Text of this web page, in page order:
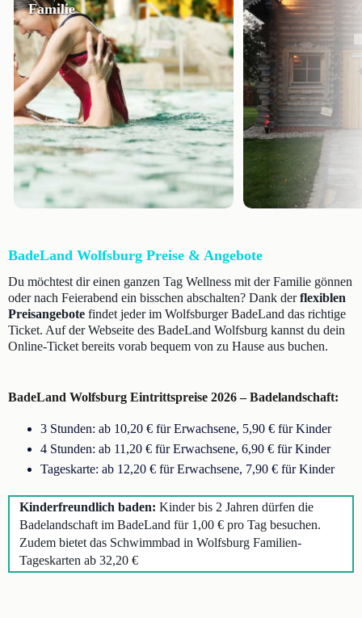
Familie
BadeLand Wolfsburg Preise & Angebote
Du möchtest dir einen ganzen Tag Wellness mit der Familie gönnen
oder nach Feierabend ein bisschen abschalten? Dank derflexiblen
Preisangebote findet jeder im Wolfsburger BadeLand das richtige
Ticket. Auf der Webseite des BadeLand Wolfsburg kannst du dein
Online-Ticket bereits vorab bequem von zu Hause aus buchen.
BadeLand Wolfsburg Eintrittspreise 2026 – Badelandschaft:
3 Stunden: ab 10,20 € für Erwachsene, 5,90 € für Kinder
4 Stunden: ab 11,20 € für Erwachsene, 6,90 € für Kinder
Tageskarte: ab 12,20 € für Erwachsene, 7,90 € für Kinder
Kinderfreundlich baden: Kinder bis 2 Jahren dürfen die
Badelandschaft im BadeLand für 1,00 € pro Tag besuchen.
Zudem bietet das Schwimmbad in Wolfsburg Familien-
Tageskarten ab 32,20 €